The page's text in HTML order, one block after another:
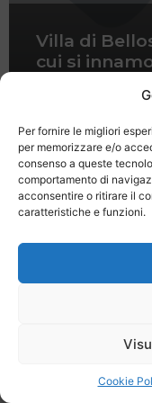
Per fornire le migliori
per memorizzare e/o
consenso a queste
comportamento di
acconsentire o ritirare il
caratteristiche e funzioni.
Cookie
Villa di
cui si
Last Minute